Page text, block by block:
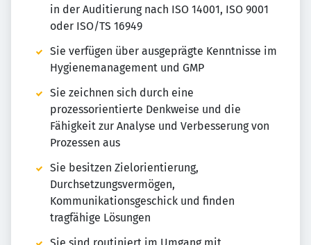
in der Auditierung nach ISO 14001, ISO 9001
oder ISO/TS 16949
Sie verfügen über ausgeprägte Kenntnisse im
Hygienemanagement und GMP
Sie zeichnen sich durch eine
prozessorientierte Denkweise und die
Fähigkeit zur Analyse und Verbesserung von
Prozessen aus
Sie besitzen Zielorientierung,
Durchsetzungsvermögen,
Kommunikationsgeschick und finden
tragfähige Lösungen